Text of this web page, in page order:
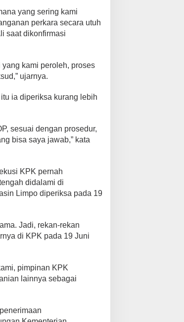
yang sering kami
perkara secara utuh
saat dikonfirmasi
kami peroleh, proses
ujarnya.
ia diperiksa kurang lebih
sesuai dengan prosedur,
bisa saya jawab,” kata
KPK pernah
didalami di
Limpo diperiksa pada 19
Jadi, rekan-rekan
di KPK pada 19 Juni
pimpinan KPK
lainnya sebagai